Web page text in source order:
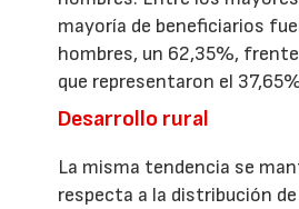
mayoría de beneficiarios
hombres, un 62,35%,
que representaron el
Desarrollo rural
La misma tendencia se
respecta a la distribución